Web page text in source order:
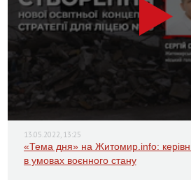
13.05.2022, 13:25
«Тема дня» на Житомир.info:
в умовах воєнного стану